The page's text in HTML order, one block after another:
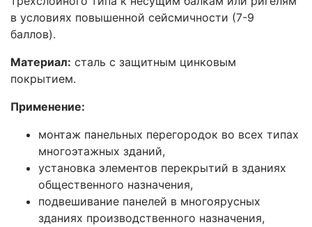
в условиях повышенной сейсмичности (7-9
баллов).
Материал: сталь с защитным цинковым
покрытием.
Применение:
монтаж панельных перегородок во всех типах
многоэтажных зданий,
установка элементов перекрытий в зданиях
общественного назначения,
подвешивание панелей в многоярусных
зданиях производственного назначения,